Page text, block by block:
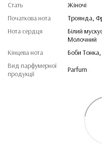
Стать
Жіночі
Початкова нота
Троянда,
Нота сердця
Білий
Молочний
Кінцева нота
Боби Тонка,
Вид парфумерної
продукції
Parfum